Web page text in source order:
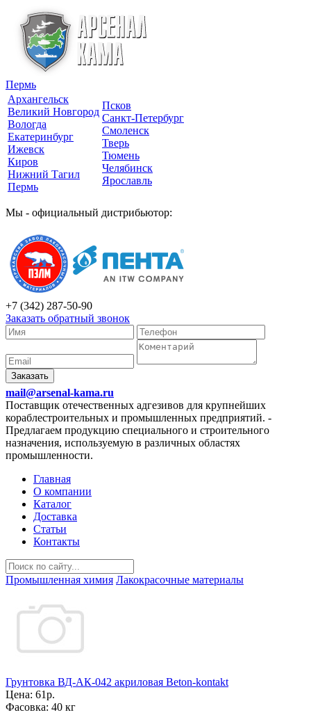
Пермь
Архангельск
Великий Новгород
Вологда
Екатеринбург
Ижевск
Киров
Нижний Тагил
Пермь
Псков
Санкт-Петербург
Смоленск
Тверь
Тюмень
Челябинск
Ярославль
Мы - официальный дистрибьютор:
+7 (342) 287-50-90
Заказать обратный звонок
Заказать
mail@arsenal-kama.ru
Поставщик отечественных адгезивов для крупнейших
кораблестроительных и промышленных предприятий. -
Предлагаем продукцию специального и строительного
назначения, используемую в различных областях
промышленности.
Главная
О компании
Каталог
Доставка
Статьи
Контакты
Промышленная химия Лакокрасочные материалы
Грунтовка ВД-АК-042 акриловая Beton-kontakt
Цена: 61р.
Фасовка: 40 кг